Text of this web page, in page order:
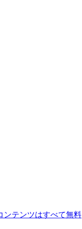
ンテンツはすべて無料